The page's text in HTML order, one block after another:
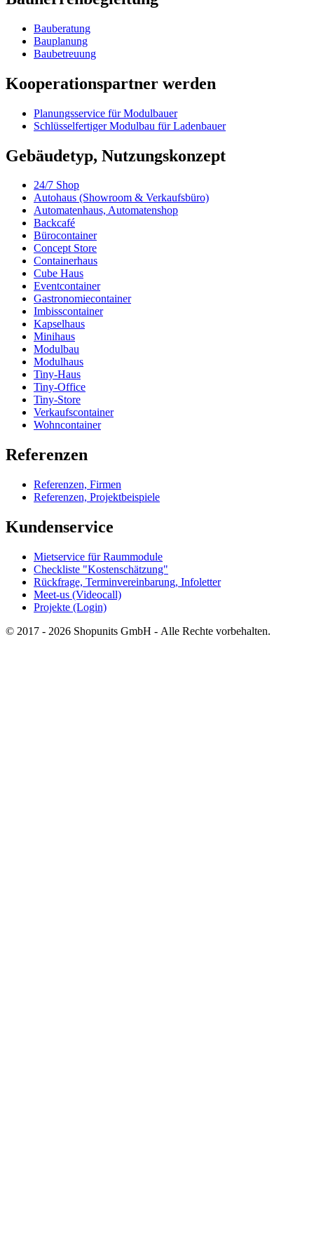
Bauberatung
Bauplanung
Baubetreuung
Kooperationspartner werden
Planungsservice für Modulbauer
Schlüsselfertiger Modulbau für Ladenbauer
Gebäudetyp, Nutzungskonzept
24/7 Shop
Autohaus (Showroom & Verkaufsbüro)
Automatenhaus, Automatenshop
Backcafé
Bürocontainer
Concept Store
Containerhaus
Cube Haus
Eventcontainer
Gastronomiecontainer
Imbisscontainer
Kapselhaus
Minihaus
Modulbau
Modulhaus
Tiny-Haus
Tiny-Office
Tiny-Store
Verkaufscontainer
Wohncontainer
Referenzen
Referenzen, Firmen
Referenzen, Projektbeispiele
Kundenservice
Mietservice für Raummodule
Checkliste "Kostenschätzung"
Rückfrage, Terminvereinbarung, Infoletter
Meet-us (Videocall)
Projekte (Login)
© 2017 - 2026 Shopunits GmbH - Alle Rechte vorbehalten.